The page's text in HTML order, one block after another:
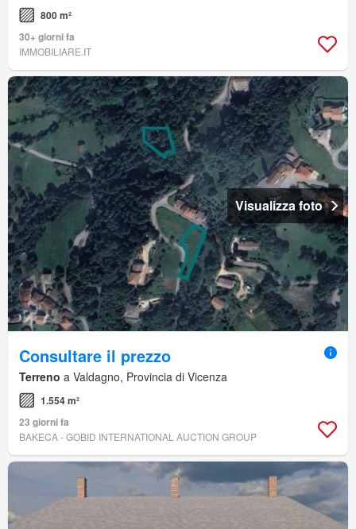
800 m²
30+ giorni fa
IMMOBILIARE.IT
Visualizza foto
Consultare il prezzo
Terreno a Valdagno, Provincia di Vicenza
1.554 m²
23 giorni fa
BAKECA - GOBID INTERNATIONAL AUCTION GROUP